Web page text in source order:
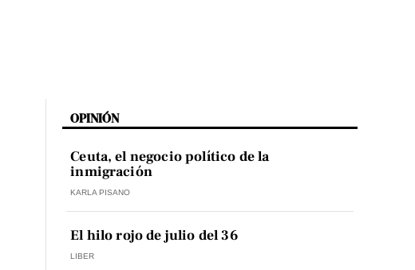
OPINIÓN
Ceuta, el negocio político de la
inmigración
KARLA PISANO
El hilo rojo de julio del 36
LIBER